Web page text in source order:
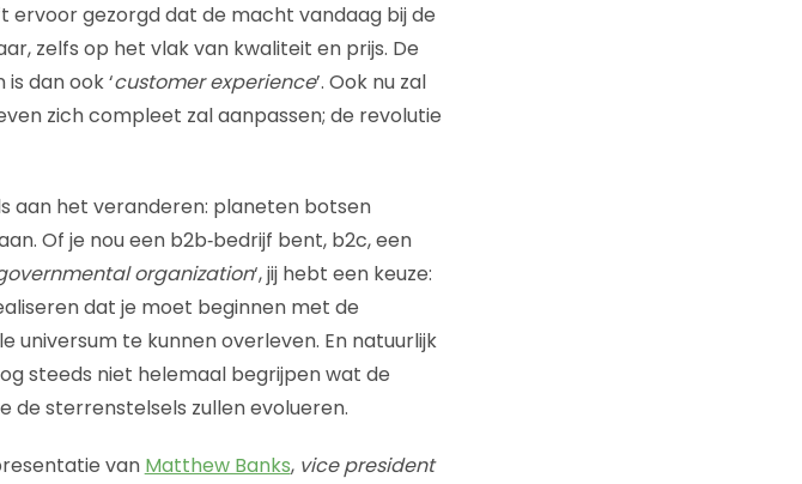
ervoor gezorgd dat de macht vandaag bij de
zelfs op het vlak van kwaliteit en prijs. De
dan ook ‘customer experience’. Ook nu zal
zich compleet zal aanpassen; de revolutie
aan het veranderen: planeten botsen
Of je nou een b2b‑bedrijf bent, b2c, een
organization‘, jij hebt een keuze:
dat je moet beginnen met de
universum te kunnen overleven. En natuurlijk
steeds niet helemaal begrijpen wat de
de sterrenstelsels zullen evolueren.
van Matthew Banks, vice president